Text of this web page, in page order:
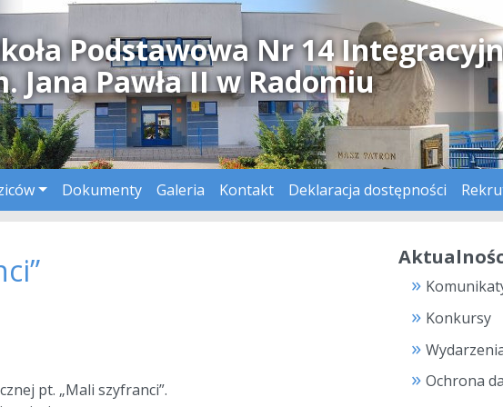
Podstawowa Nr 14
Jana Pawła II w Radomiu
Dokumenty Galeria Kontakt Deklaracja dostępności
pt. „Mali szyfranci”.
Konkursy
Ochrona